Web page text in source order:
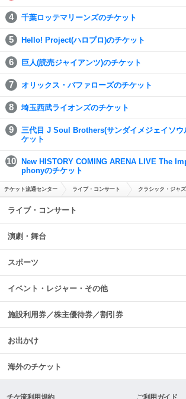
千葉ロッテマリーンズのチケット
Hello! Project(ハロプロ)のチケット
巨人(読売ジャイアンツ)のチケット
オリックス・バファローズのチケット
埼玉西武ライオンズのチケット
三代目 J Soul Brothers(サンダイメジェイソウ
ケット
New HISTORY COMING ARENA LIVE The
phonyのチケット
チケット流通センター ライブ・コンサート クラシック・ジャズ
ライブ・コンサート
演劇・舞台
スポーツ
イベント・レジャー・その他
施設利用券／株主優待券／割引券
お出かけ
海外のチケット
チケ流利用規約 ご利用ガイド